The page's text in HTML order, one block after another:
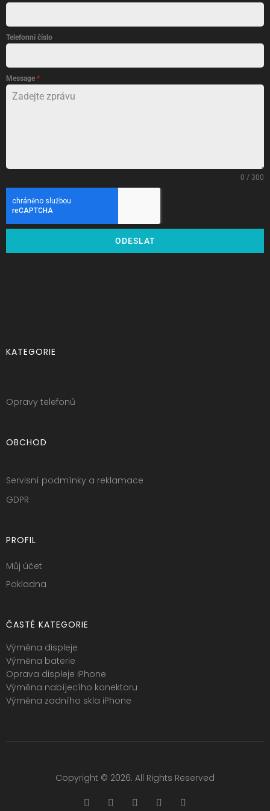
Telefonní číslo
Message *
0 / 300
ODESLAT
KATEGORIE
Opravy telefonů
OBCHOD
Servisní podmínky a reklamace
GDPR
PROFIL
Můj účet
Pokladna
ČASTÉ KATEGORIE
Výměna displeje
Výměna baterie
Oprava displeje iPhone
Výměna nabíjecího konektoru
Výměna zadního skla iPhone
Copyright © 2026. All Rights Reserved